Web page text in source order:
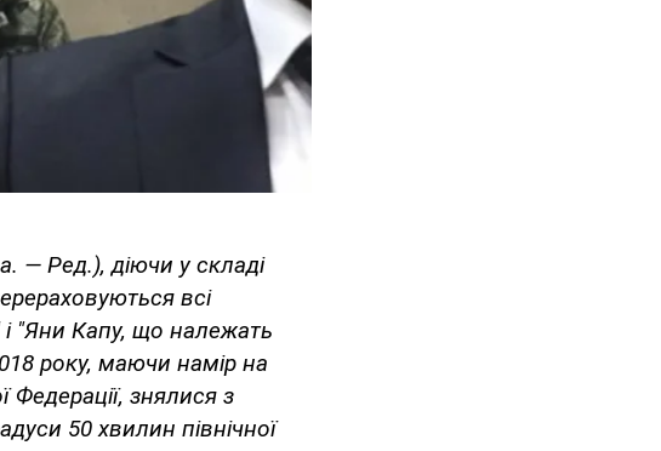
— Ред.), діючи у складі
всі
"Яни Капу, що належать
року, маючи намір на
знялися з
50 хвилин північної